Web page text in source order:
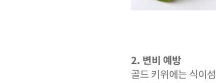
2. 변비 예방
골드 키위에는 식이